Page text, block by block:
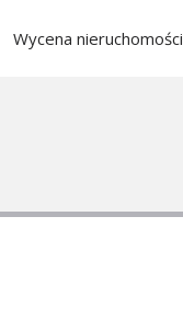
Wycena nieruchomości